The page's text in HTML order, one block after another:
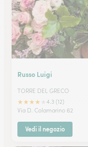
Russo Luigi
TORRE DEL GRECO
★★★★
4.3 (12)
Via D. Colamarino 62
Vedi il negozio